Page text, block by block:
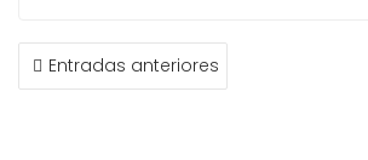
NAVEGACIÓN
DEEntradas anteriores